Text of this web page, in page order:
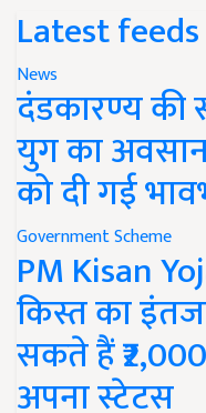
Latest feeds
News
दंडकारण्य की
युग का
को दी गई
Government Scheme
PM Kisan
किस्त का
सकते हैं
अपना स्टेटस